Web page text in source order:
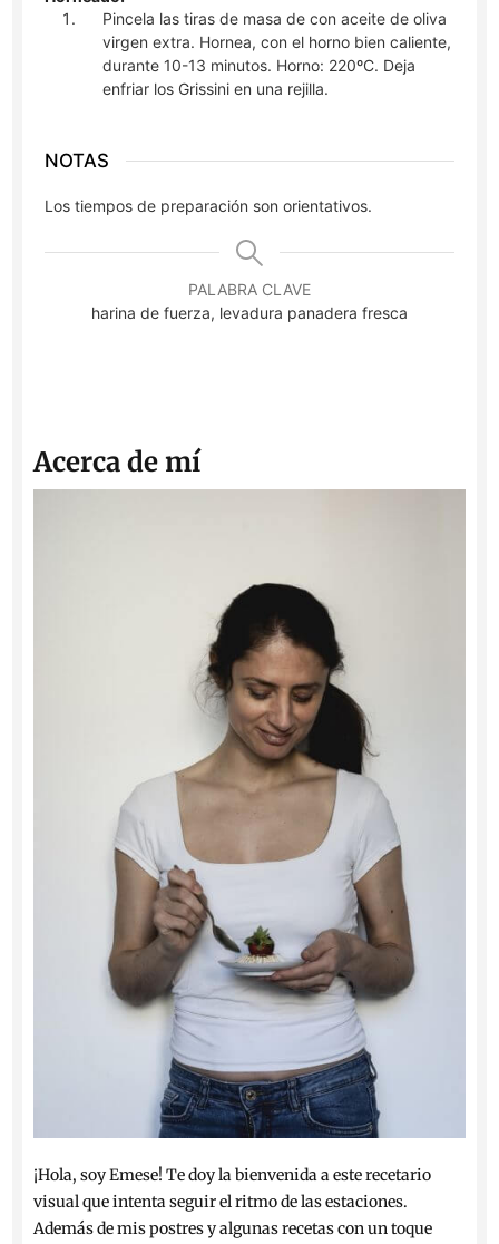
Pincela las tiras de masa de con aceite de oliva
virgen extra. Hornea, con el horno bien caliente,
durante 10-13 minutos. Horno: 220ºC. Deja
enfriar los Grissini en una rejilla.
NOTAS
Los tiempos de preparación son orientativos.
PALABRA CLAVE
harina de fuerza, levadura panadera fresca
Acerca de mí
¡Hola, soy Emese! Te doy la bienvenida a este recetario
visual que intenta seguir el ritmo de las estaciones.
Además de mis postres y algunas recetas con un toque